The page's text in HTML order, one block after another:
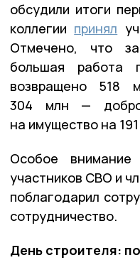
обсудили итоги
коллегии принял
Отмечено, что
большая работа
возвращено 518
304 млн —
на имущество на
Особое внимание
участников СВО и
поблагодарил
сотрудничество.
День строителя: